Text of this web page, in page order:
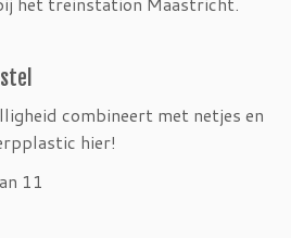
combineert met netjes en
hier!
11